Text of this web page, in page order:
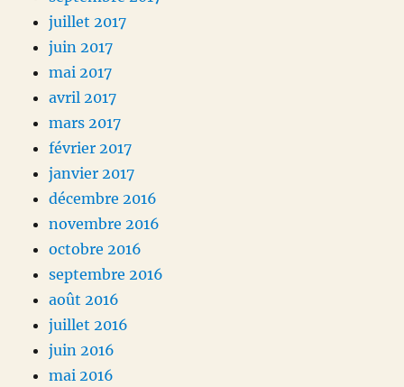
juillet 2017
juin 2017
mai 2017
avril 2017
mars 2017
février 2017
janvier 2017
décembre 2016
novembre 2016
octobre 2016
septembre 2016
août 2016
juillet 2016
juin 2016
mai 2016